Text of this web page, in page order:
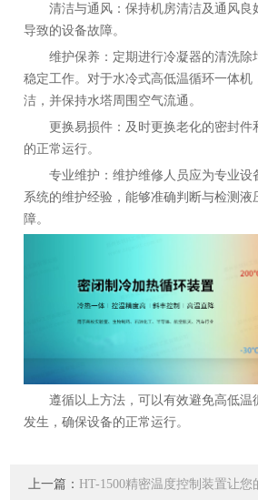
清洁与通风：保持机房清洁及通风良
导致的设备故障。
维护保养：定期进行冷凝器的清洗除
稳定工作。对于水冷式高低温循环一体机
洁，并保持水塔周围空气流通。
更换易损件：及时更换老化的密封件
的正常运行。
专业维护：维护维修人员应为专业设
系统的维护经验，能够准确判断与检测液
障。
遵循以上方法，可以有效避免高低温
发生，确保设备的正常运行。
上一篇： HT-1500精密温度控制装置让您